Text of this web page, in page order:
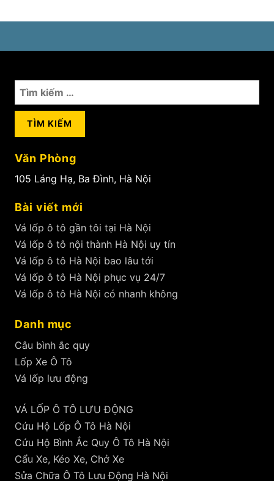
Tìm
kiếm
cho:
Văn Phòng
105 Láng Hạ, Ba Đình, Hà Nội
Bài viết mới
Vá lốp ô tô gần tôi tại Hà Nội
Vá lốp ô tô nội thành Hà Nội uy tín
Vá lốp ô tô Hà Nội bao lâu tới
Vá lốp ô tô Hà Nội phục vụ 24/7
Vá lốp ô tô Hà Nội có nhanh không
Danh mục
Câu bình ắc quy
Lốp Xe Ô Tô
Vá lốp lưu động
VÁ LỐP Ô TÔ LƯU ĐỘNG
Cứu Hộ Lốp Ô Tô Hà Nội
Cứu Hộ Bình Ắc Quy Ô Tô Hà Nội
Cẩu Xe, Kéo Xe, Chở Xe
Sửa Chữa Ô Tô Lưu Động Hà Nội